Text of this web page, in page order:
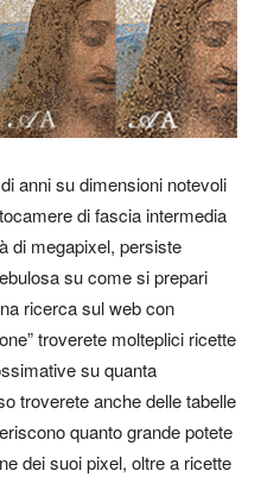
anni su dimensioni notevoli
di fascia intermedia
di megapixel, persiste
su come si prepari
ricerca sul web con
troverete molteplici ricette
su quanta
troverete anche delle tabelle
quanto grande potete
dei suoi pixel, oltre a ricette